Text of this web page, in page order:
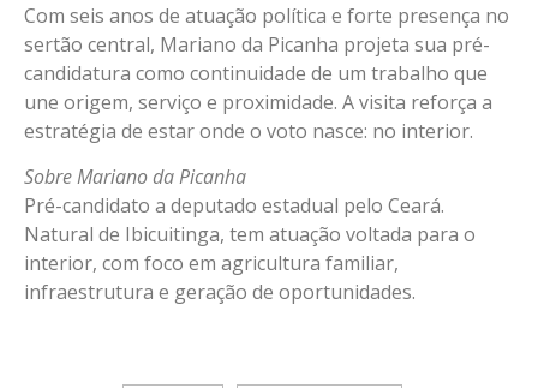
Com seis anos de atuação política e forte presença no
sertão central, Mariano da Picanha projeta sua pré-
candidatura como continuidade de um trabalho que
une origem, serviço e proximidade. A visita reforça a
estratégia de estar onde o voto nasce: no interior.
Sobre Mariano da Picanha
Pré-candidato a deputado estadual pelo Ceará.
Natural de Ibicuitinga, tem atuação voltada para o
interior, com foco em agricultura familiar,
infraestrutura e geração de oportunidades.